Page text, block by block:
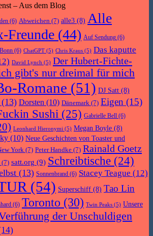
– Aus dem Blog
(6) Abweichen (7) alle3 (8) Alle
Freunde (44) Auf Sendung (6)
Bonn (6) ChatGPT (5) Chris Kraus (5) Das kaputte
David Lynch (5) Der Hubert-Fichte-
gibt's nur dreimal für mich
Romane (51) DJ Satt (8)
(13) Dorsten (10) Dänemark (7) Eigen (15)
Sushi (25) Gabrielle Bell (6)
Leonhard Hieronymi (5) Megan Boyle (8)
(10) Neue Geschichten von Toaster und
York (7) Peter Handke (7) Rainald Goetz
(7) satt.org (9) Schreibtische (24)
(13) Sonnenbrand (6) Stacey Teague (12)
(54) Superschiff (8) Tao Lin
(6) Toronto (30) Twin Peaks (5) Unsere
der Unschuldigen